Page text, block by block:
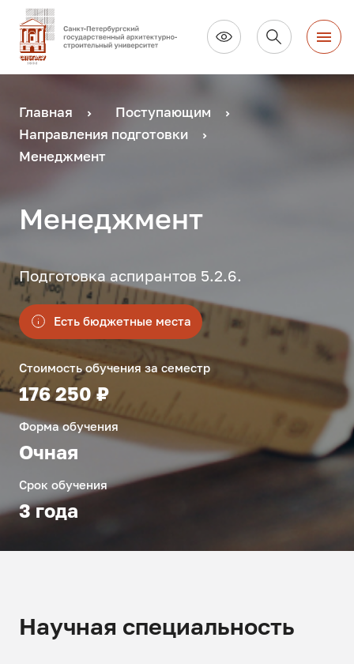
Главная
Поступающим
Направления подготовки
Менеджмент
Менеджмент
Подготовка аспирантов 5.2.6.
Есть бюджетные места
Стоимость обучения за семестр
176 250 ₽
Форма обучения
Очная
Срок обучения
3 года
Научная специальность